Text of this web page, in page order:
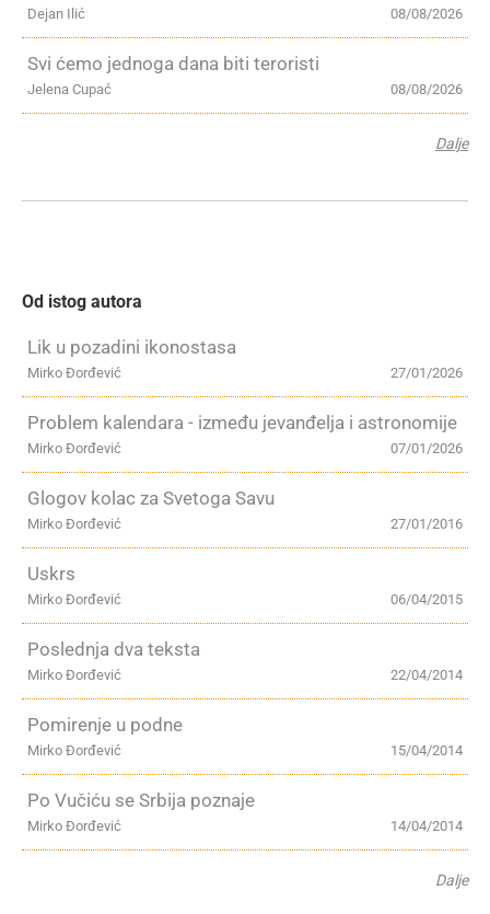
08/08/2026
Dejan Ilić
Svi ćemo jednoga dana biti teroristi
08/08/2026
Jelena Cupać
Dalje
Od istog autora
Lik u pozadini ikonostasa
27/01/2026
Mirko Đorđević
Problem kalendara - između jevanđelja i astronomije
07/01/2026
Mirko Đorđević
Glogov kolac za Svetoga Savu
27/01/2016
Mirko Đorđević
Uskrs
06/04/2015
Mirko Đorđević
Poslednja dva teksta
22/04/2014
Mirko Đorđević
Pomirenje u podne
15/04/2014
Mirko Đorđević
Po Vučiću se Srbija poznaje
14/04/2014
Mirko Đorđević
Dalje